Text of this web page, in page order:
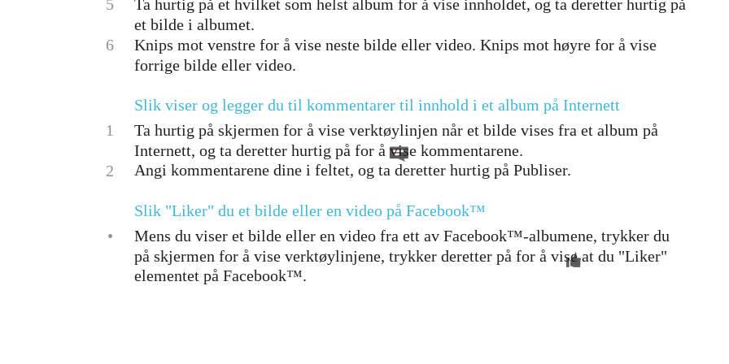
5
Ta hurtig på et hvilket som helst album for å vise innholdet, og ta deretter hurtig på
et bilde i albumet.
6
Knips mot venstre for å vise neste bilde eller video. Knips mot høyre for å vise
forrige bilde eller video.
Slik viser og legger du til kommentarer til innhold i et album på Internett
1
Ta hurtig på skjermen for å vise verktøylinjen når et bilde vises fra et album på
Internett, og ta deretter hurtig på for å vise kommentarene.
2
Angi kommentarene dine i feltet, og ta deretter hurtig på Publiser.
Slik "Liker" du et bilde eller en video på Facebook™
•
Mens du viser et bilde eller en video fra ett av Facebook™-albumene, trykker du
på skjermen for å vise verktøylinjene, trykker deretter på for å vise at du "Liker"
elementet på Facebook™.